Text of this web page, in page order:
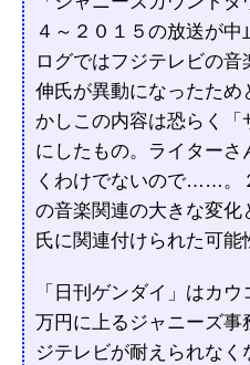
４～２０１５の放送が
ログではフジテレビの
伸氏が異動になったため
かしこの内容は恐らく
にしたもの。ライター
くわけでないので……。
の音楽関連の大きな変化
氏に関連付けられた可能
「日刊ゲンダイ」はカ
万円に上るジャニーズ事
ジテレビが耐えられなく